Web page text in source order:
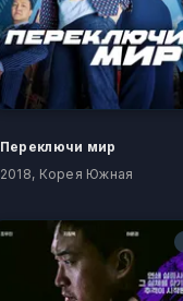
Переключи мир
2018, Корея Южная